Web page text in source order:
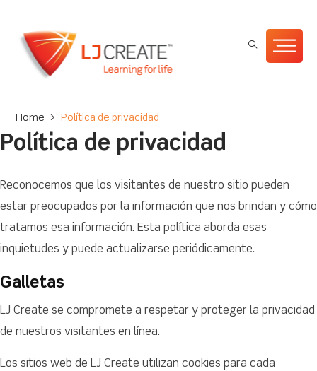
Home > Política de privacidad
Política de privacidad
Reconocemos que los visitantes de nuestro sitio pueden
estar preocupados por la información que nos brindan y cómo
tratamos esa información. Esta política aborda esas
inquietudes y puede actualizarse periódicamente.
Galletas
LJ Create se compromete a respetar y proteger la privacidad
de nuestros visitantes en línea.
Los sitios web de LJ Create utilizan cookies para cada